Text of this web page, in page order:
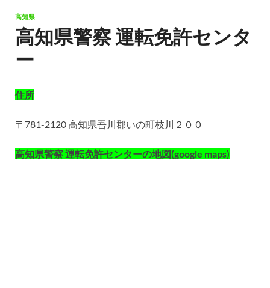
高知県
高知県警察 運転免許センタ
ー
住所
〒781-2120 高知県吾川郡いの町枝川２００
高知県警察 運転免許センターの地図(google maps)